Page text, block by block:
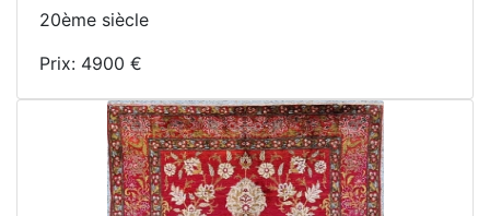
20ème siècle
Prix: 4900 €